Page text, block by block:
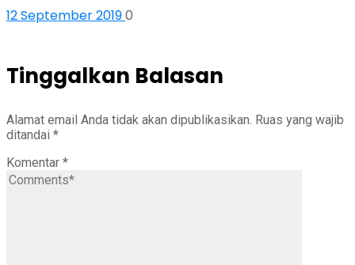
12 September 20190
Tinggalkan Balasan
Alamat email Anda tidak akan dipublikasikan. Ruas yang wajib
ditandai *
Komentar *